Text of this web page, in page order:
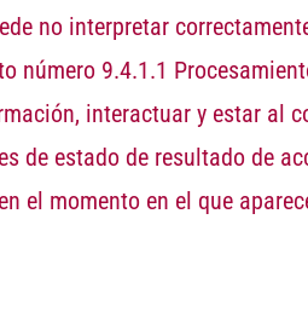
no interpretar
número 9.4.1.1
interactuar y estar al
de estado de resultado de
el momento en el que